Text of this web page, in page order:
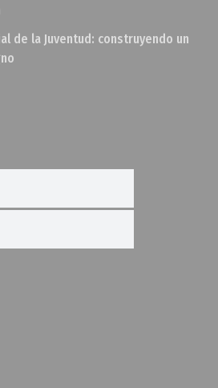
de la Juventud: construyendo un